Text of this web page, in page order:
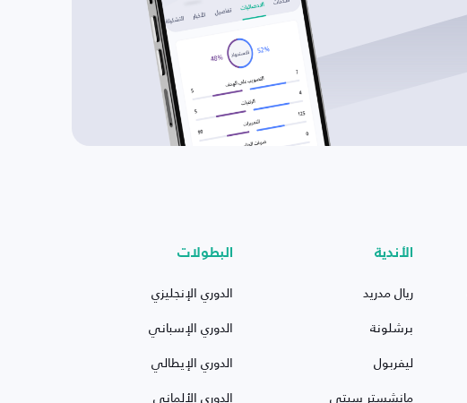
الأندية
ريال مدريد
برشلونة
ليفربول
مانشستر سيتي
البطولات
الدوري الإنجليزي
الدوري الإسباني
الدوري الإيطالي
الدوري الألماني